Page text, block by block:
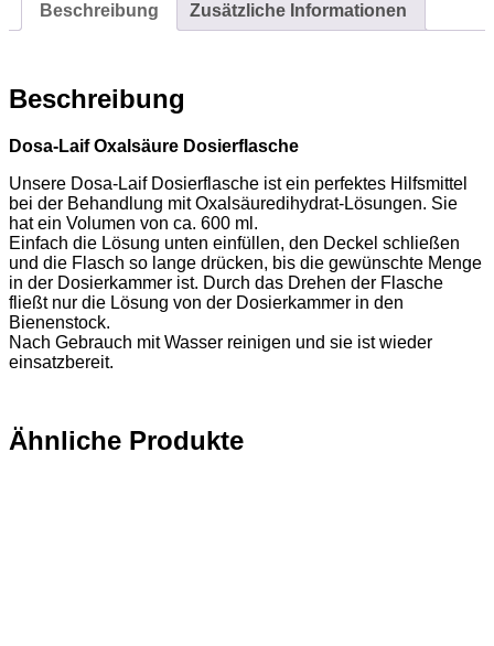
Beschreibung Zusätzliche Informationen
Beschreibung
Dosa-Laif Oxalsäure Dosierflasche
Unsere Dosa-Laif Dosierflasche ist ein perfektes Hilfsmittel
bei der Behandlung mit Oxalsäuredihydrat-Lösungen. Sie
hat ein Volumen von ca. 600 ml.
Einfach die Lösung unten einfüllen, den Deckel schließen
und die Flasch so lange drücken, bis die gewünschte Menge
in der Dosierkammer ist. Durch das Drehen der Flasche
fließt nur die Lösung von der Dosierkammer in den
Bienenstock.
Nach Gebrauch mit Wasser reinigen und sie ist wieder
einsatzbereit.
Ähnliche Produkte